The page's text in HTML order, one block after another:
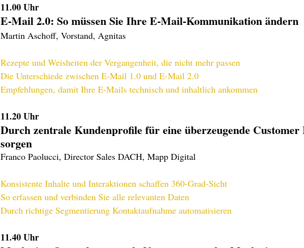
11.00 Uhr
E-Mail 2.0: So müssen Sie Ihre E-Mail-Kommunikation ändern
Martin Aschoff, Vorstand, Agnitas
Rezepte und Weisheiten der Vergangenheit, die nicht mehr passen
Die Unterschiede zwischen E-Mail 1.0 und E-Mail 2.0
Empfehlungen, damit Ihre E-Mails technisch und inhaltlich ankommen
11.20 Uhr
Durch zentrale Kundenprofile für eine überzeugende
sorgen
Franco Paolucci, Director Sales DACH, Mapp Digital
Konsistente Inhalte und Interaktionen schaffen 360-Grad-Sicht
So erfassen und verbinden Sie alle relevanten Daten
Durch richtige Segmentierung Kontaktaufnahme automatisieren
11.40 Uhr